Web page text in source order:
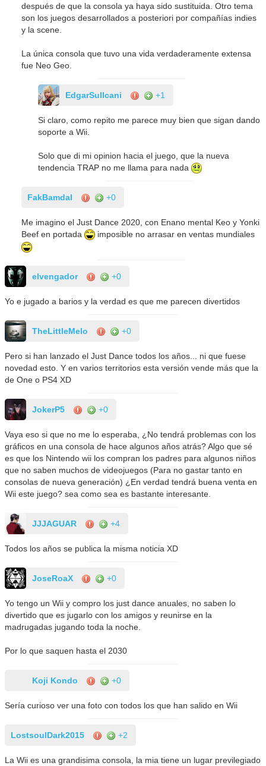
después de que la consola ya haya sido sustituida. Otro tema
son los juegos desarrollados a posteriori por compañías indies
y la scene.
La única consola que tuvo una vida verdaderamente extensa
fue Neo Geo.
EdgarSullcani +1
Si claro, como repito me parece muy bien que sigan dando
soporte a Wii.
Solo que di mi opinion hacia el juego, que la nueva
tendencia TRAP no me llama para nada
FakBamdal +0
Me imagino el Just Dance 2020, con Enano mental Keo y Yonki
Beef en portada
imposible no arrasar en ventas mundiales
elvengador +0
Yo e jugado a barios y la verdad es que me parecen divertidos
TheLittleMelo +0
Pero si han lanzado el Just Dance todos los años... ni que fuese
novedad esto. Y en varios territorios esta versión vende más que la
de One o PS4 XD
JokerP5 +0
Vaya eso si que no me lo esperaba, ¿No tendrá problemas con los
gráficos en una consola de hace algunos años atrás? Algo que sé
es que los Nintendo wii los compran los padres para algunos niños
que no saben muchos de videojuegos (Para no gastar tanto en
consolas de nueva generación) ¿En verdad tendrá buena venta en
Wii este juego? sea como sea es bastante interesante.
JJJAGUAR +4
Todos los años se publica la misma noticia XD
JoseRoaX +0
Yo tengo un Wii y compro los just dance anuales, no saben lo
divertido que es jugarlo con los amigos y reunirse en la
madrugadas jugando toda la noche.
Por lo que saquen hasta el 2030
Koji Kondo +0
Sería curioso ver una foto con todos los que han salido en Wii
LostsoulDark2015 +2
La Wii es una grandisima consola, la mia tiene un lugar previlegiado